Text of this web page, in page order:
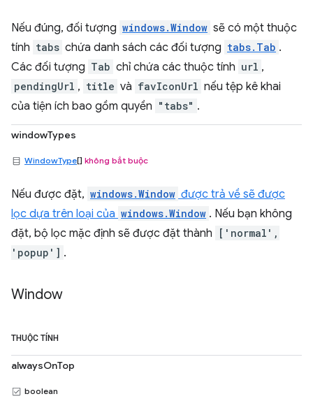
Nếu đúng, đối tượng windows.Window sẽ có một thuộc
tính tabs chứa danh sách các đối tượng tabs.Tab .
Các đối tượng Tab chỉ chứa các thuộc tính url ,
pendingUrl , title và favIconUrl nếu tệp kê khai
của tiện ích bao gồm quyền "tabs" .
windowTypes
WindowType[] không bắt buộc
Nếu được đặt, windows.Window được trả về sẽ được
lọc dựa trên loại của windows.Window . Nếu bạn không
đặt, bộ lọc mặc định sẽ được đặt thành
['normal',
'popup'] .
Window
THUỘC TÍNH
alwaysOnTop
boolean